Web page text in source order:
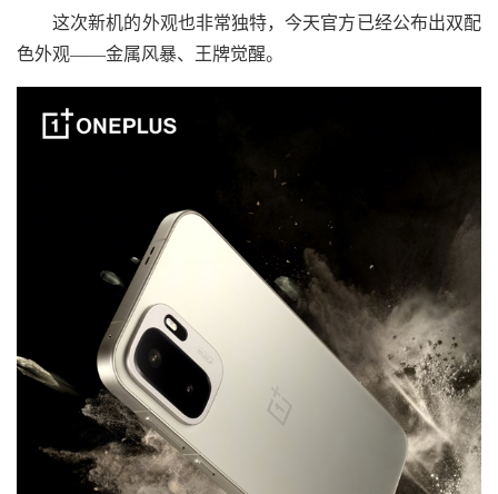
这次新机的外观也非常独特，今天官方已经公布出双配
色外观——金属风暴、王牌觉醒。